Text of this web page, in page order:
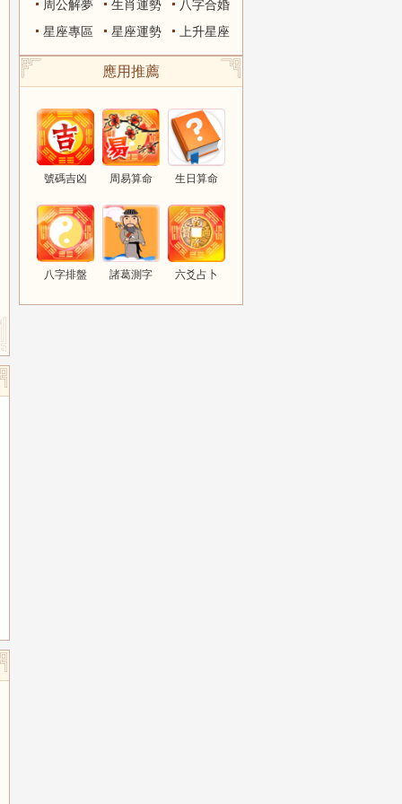
周公解夢 生肖運勢
八字合婚
星座專區
星座運勢 上升星座
應用推薦
號碼吉凶 周易算命 生日算命
八字排盤 諸葛測字 六爻占卜